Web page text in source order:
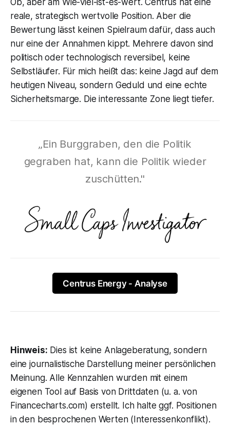
reale, strategisch wertvolle Position. Aber die
Bewertung lässt keinen Spielraum dafür, dass auch
nur eine der Annahmen kippt. Mehrere davon sind
politisch oder technologisch reversibel, keine
Selbstläufer. Für mich heißt das: keine Jagd auf dem
heutigen Niveau, sondern Geduld und eine echte
Sicherheitsmarge. Die interessante Zone liegt tiefer.
„Ein Burggraben, den die Politik
gegraben hat, kann die Politik wieder
zuschütten."
Centrus Energy - Analyse
Hinweis: Dies ist keine Anlageberatung, sondern
eine journalistische Darstellung meiner persönlichen
Meinung. Alle Kennzahlen wurden mit einem
eigenen Tool auf Basis von Drittdaten (u. a. von
Financecharts.com) erstellt. Ich halte ggf. Positionen
in den besprochenen Werten (Interessenkonflikt).